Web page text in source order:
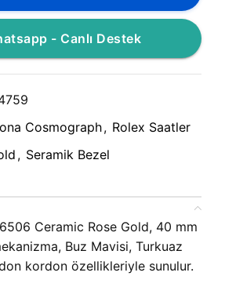
- Canlı Destek
Cosmograph, Rolex Saatler
, Seramik Bezel
Ceramic Rose Gold, 40 mm
Buz Mavisi, Turkuaz
kordon özellikleriyle sunulur.